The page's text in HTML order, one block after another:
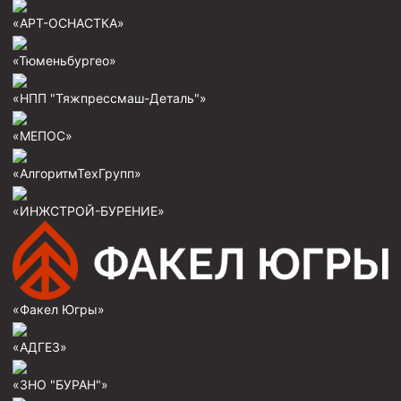
Пробки цементировочные
Скребки корончатые СК и тросовые СТ
Башмаки колонные
Инструмент для бурения и КРС (ловильный, аварийный)
Перья для резки кабеля
Шаблоны колонные
Перья гидромониторные
Пауки гидравлические
Ерши механические
«АРТ-ОСНАСТКА»
«Тюменьбургео»
«НПП "Тяжпрессмаш-Деталь"»
«МЕПОС»
«АлгоритмТехГрупп»
«ИНЖСТРОЙ-БУРЕНИЕ»
«Факел Югры»
«АДГЕЗ»
«ЗНО "БУРАН"»